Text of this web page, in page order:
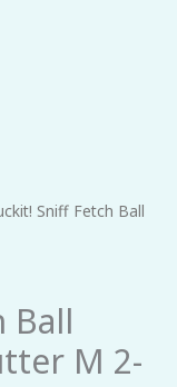
Sniff Fetch Ball
Ball
M 2-